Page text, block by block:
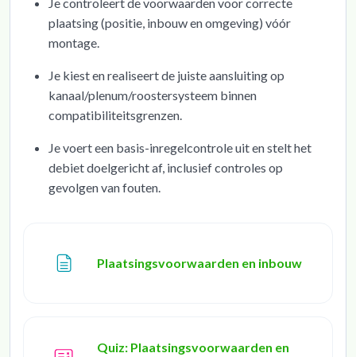
plaatsing (positie, inbouw en omgeving) vóór
montage.
Je kiest en realiseert de juiste aansluiting op
kanaal/plenum/roostersysteem binnen
compatibiliteitsgrenzen.
Je voert een basis-inregelcontrole uit en stelt het
debiet doelgericht af, inclusief controles op
gevolgen van fouten.
Plaatsingsvoorwaarden en inbouwPage
Quiz: Plaatsingsvoorwaarden en